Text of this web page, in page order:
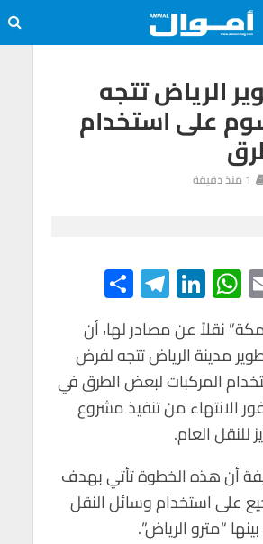
الرياض تتجه
على استخدام
1 منذ دقيقة
E
m
ail
W
h
at
s
A
p
p
Li
n
ke
dI
n
Te
le
gr
a
m
h
ar
e
نقلاً عن مصادر لها، أن
مدينة الرياض تتجه لفرض
المركبات لبعض الطرق في
الانتهاء من تنفيذ مشروع
للنقل العام.
أن هذه الخطوة تأتي بهدف
على استخدام وسائل النقل
“مترو الرياض”.